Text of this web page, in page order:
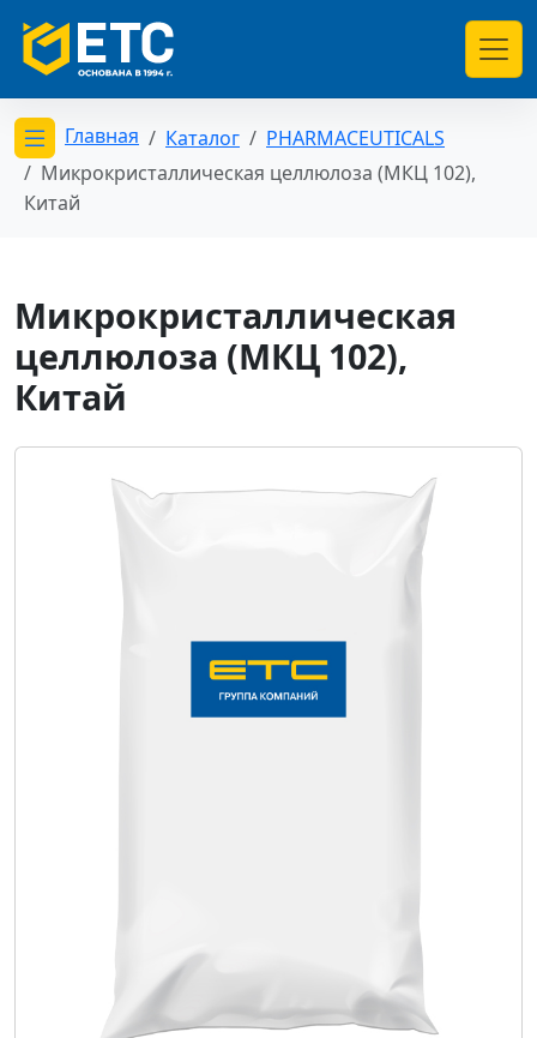
Открыть меню категорий
Главная Каталог
PHARMACEUTICALS
Микрокристаллическая целлюлоза (МКЦ 102),
Китай
Микрокристаллическая
целлюлоза (МКЦ 102),
Китай